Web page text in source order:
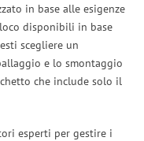
in base alle esigenze
disponibili in base
scegliere un
e lo smontaggio
che include solo il
esperti per gestire i